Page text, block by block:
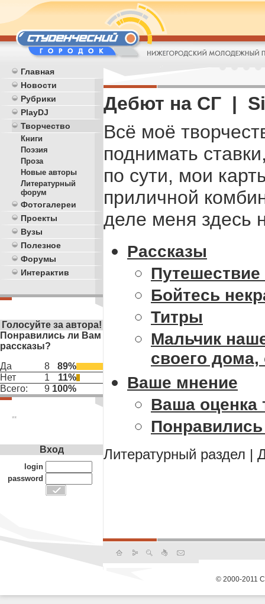
Главная
Новости
Рубрики
PlayDJ
Творчество
Книги
Поэзия
Проза
Новые авторы
Литературный
форум
Фотогалереи
Проекты
Вузы
Полезное
Форумы
Интерактив
Голосуйте за автора!
Понравились ли Вам
рассказы?
Да
8
89%
Нет
1
11%
Всего:
9 100%
**
Дебют на СГ | Si
Всё моё
поднимать
по сути, мои
приличной
деле меня здесь
Рассказы
Путешествие
Бойтесь
Титры
Мальчик
своего
Ваше мнение
Ваша оценка
Литературный раздел |
Вход
login
password
© 2000-2011